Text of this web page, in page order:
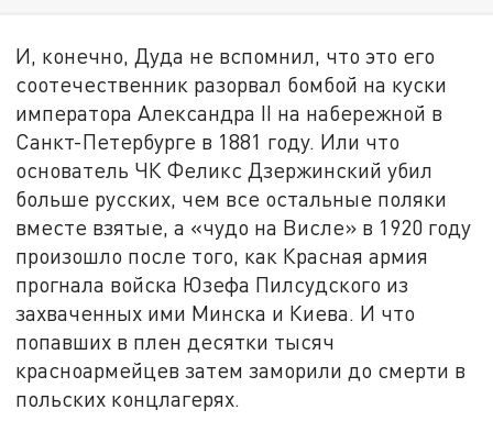
И, конечно, Дуда не вспомнил, что это его
соотечественник разорвал бомбой на куски
императора Александра II на набережной в
Санкт-Петербурге в 1881 году. Или что
основатель ЧК Феликс Дзержинский убил
больше русских, чем все остальные поляки
вместе взятые, а «чудо на Висле» в 1920 году
произошло после того, как Красная армия
прогнала войска Юзефа Пилсудского из
захваченных ими Минска и Киева. И что
попавших в плен десятки тысяч
красноармейцев затем заморили до смерти в
польских концлагерях.